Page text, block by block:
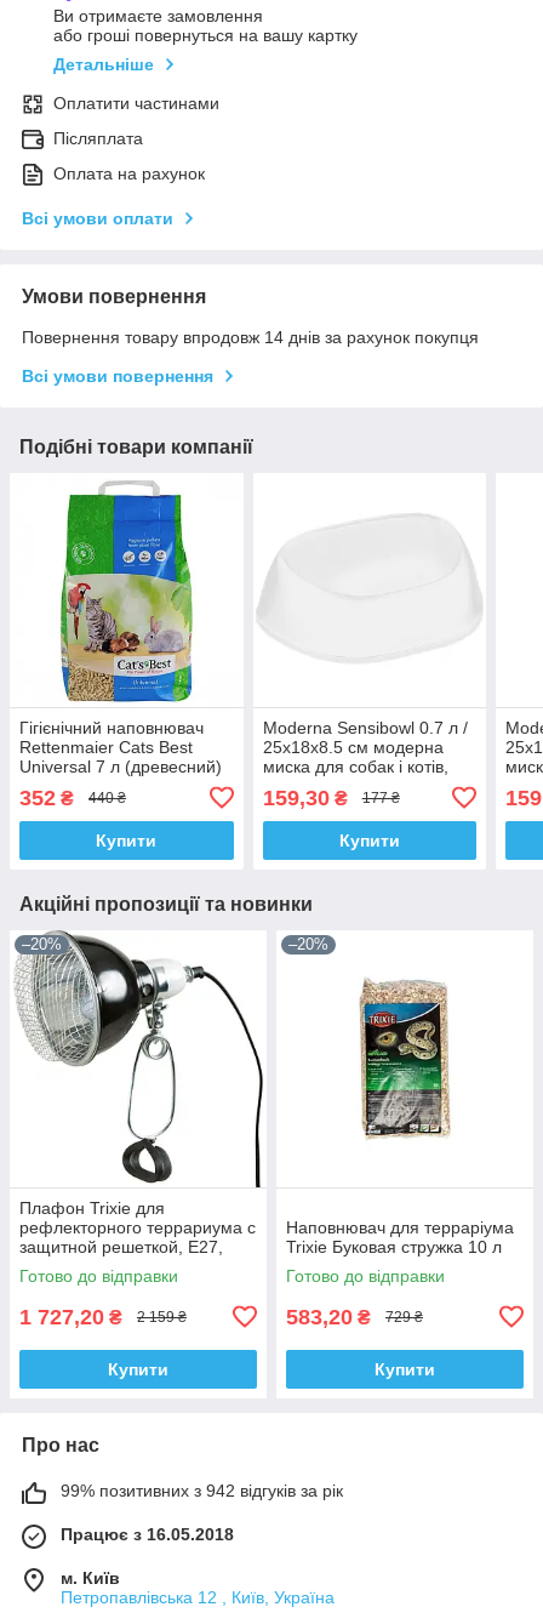
Ви отримаєте замовлення
або гроші повернуться на вашу картку
Детальніше
Оплатити частинами
Післяплата
Оплата на рахунок
Всі умови оплати
Умови повернення
Повернення товару впродовж 14 днів за рахунок покупця
Всі умови повернення
Подібні товари компанії
Гігієнічний наповнювач
Rettenmaier Cats Best
Universal 7 л (древесний)
352 ₴ 440 ₴
Купити
Moderna Sensibowl 0.7 л /
25x18x8.5 см модерна
миска для собак і котів,
159,30₴ 177 ₴
Купити
Акційні пропозиції та новинки
–20%
Плафон Trixie для
рефлекторного террариума с
защитной решеткой, E27,
d:14 см, 17 см
Готово до відправки
1 727,20 ₴ 2 159 ₴
Купити
–20%
Наповнювач для терраріума
Trixie Буковая стружка 10 л
Готово до відправки
583,20 ₴ 729 ₴
Купити
Про нас
99% позитивних з 942 відгуків за рік
Працює з 16.05.2018
м. Київ
Петропавлівська 12 , Київ, Україна